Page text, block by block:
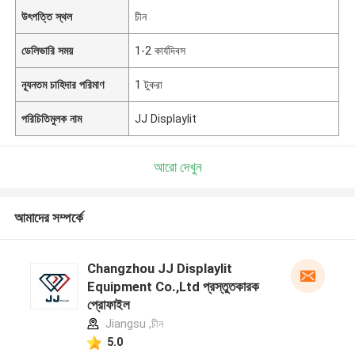
উৎপত্তি স্থল চীন
ডেলিভারি সময় 1-2 কার্যদিবস
ন্যূনতম চাহিদার পরিমাণ 1 টুকরা
পরিচিতিমুলক নাম JJ Displaylit
আরো দেখুন
আমাদের সম্পর্কে
Changzhou JJ Displaylit
Equipment Co.,Ltd প্রস্তুতকারক
প্রোফাইল
Jiangsu ,চীন
5.0